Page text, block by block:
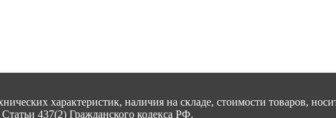
характеристик, наличия на складе, стоимости товаров,
437(2) Гражданского кодекса РФ.